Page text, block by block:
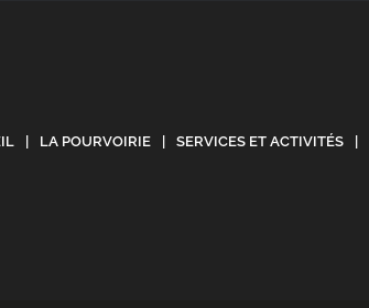
LA POURVOIRIE SERVICES ET ACTIVITÉS